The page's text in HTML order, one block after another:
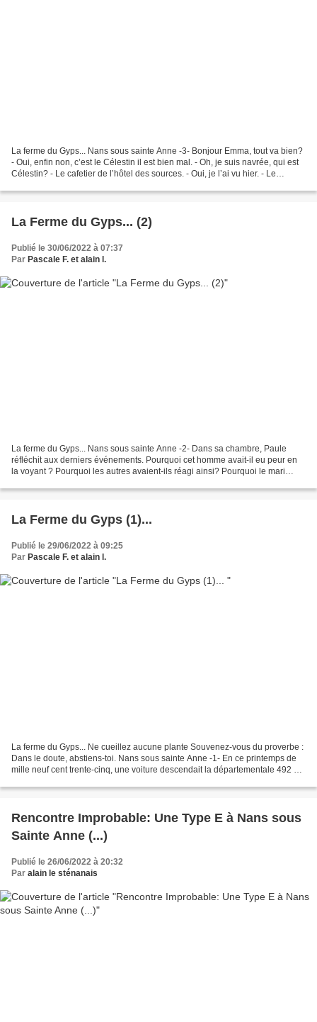
La ferme du Gyps... Nans sous sainte Anne -3- Bonjour Emma, tout va bien?
- Oui, enfin non, c’est le Célestin il est bien mal. - Oh, je suis navrée, qui est
Célestin? - Le cafetier de l’hôtel des sources. - Oui, je l’ai vu hier. - Le
La Ferme du Gyps... (2)
Publié le 30/06/2022 à 07:37
Par Pascale F. et alain l.
La ferme du Gyps... Nans sous sainte Anne -2- Dans sa chambre, Paule
réfléchit aux derniers événements. Pourquoi cet homme avait-il eu peur en
la voyant ? Pourquoi les autres avaient-ils réagi ainsi? Pourquoi le mari
La Ferme du Gyps (1)...
Publié le 29/06/2022 à 09:25
Par Pascale F. et alain l.
La ferme du Gyps... Ne cueillez aucune plante Souvenez-vous du proverbe :
Dans le doute, abstiens-toi. Nans sous sainte Anne -1- En ce printemps de
mille neuf cent trente-cinq, une voiture descendait la départementale 492 qui
Rencontre Improbable: Une Type E à Nans sous
Sainte Anne (...)
Publié le 26/06/2022 à 20:32
Par alain le sténanais